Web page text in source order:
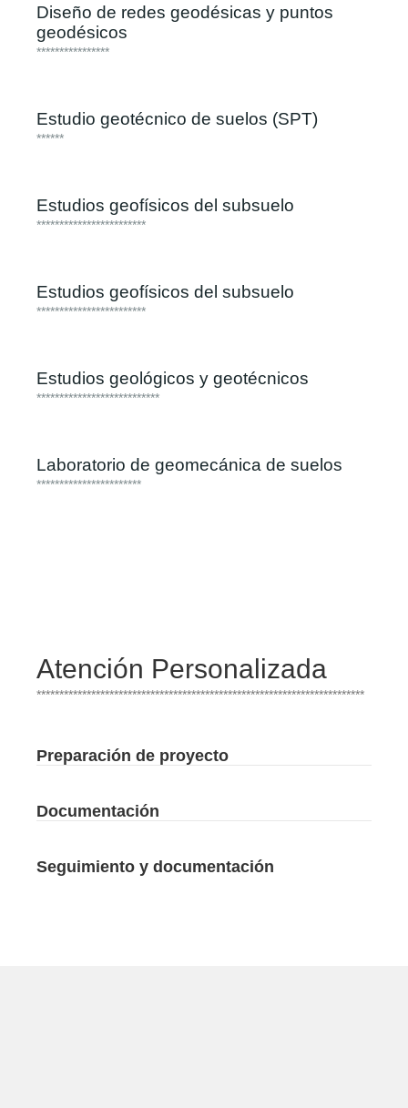
Diseño de redes geodésicas y puntos
geodésicos
****************
Estudio geotécnico de suelos (SPT)
******
Estudios geofísicos del subsuelo
************************
Estudios geofísicos del subsuelo
************************
Estudios geológicos y geotécnicos
***************************
Laboratorio de geomecánica de suelos
***********************
Atención Personalizada
************************************************************************
Preparación de proyecto
Documentación
Seguimiento y documentación